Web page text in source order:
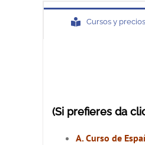
Cursos y precios
(Si prefieres da
A. Curso de